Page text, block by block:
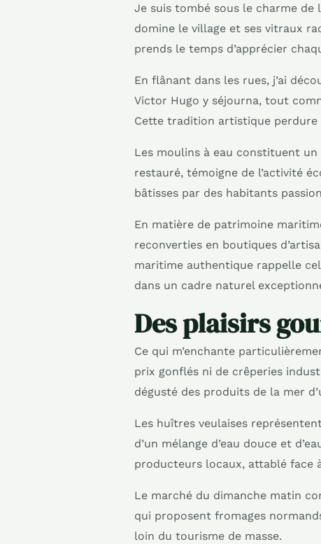
Je suis tombé sous le charme de
domine le village et ses vitraux
prends le temps d’apprécier
En flânant dans les rues, j’ai
Victor Hugo y séjourna, tout
Cette tradition artistique perdure
Les moulins à eau constituent
restauré, témoigne de l’activité
bâtisses par des habitants
En matière de patrimoine
reconverties en boutiques
maritime authentique rappelle
dans un cadre naturel
Des plaisirs
Ce qui m’enchante
prix gonflés ni de crêperies
dégusté des produits de la mer
Les huîtres veulaises
d’un mélange d’eau douce et
producteurs locaux, attablé face
Le marché du dimanche matin
qui proposent fromages
loin du tourisme de masse.